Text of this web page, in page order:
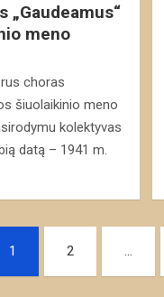
„Gaudeamus“
meno
choras
šiuolaikinio meno
kolektyvas
datą – 1941 m.
1 2 …